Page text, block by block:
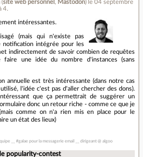
(site web personnel , Mastodon) le 04 septembre
4.
intéressantes.
(mais qui n'existe pas
notification intégrée pour les
indirectement de savoir combien de requêtes
une idée du nombre d'instances (sans
annuelle est très intéressante (dans notre cas
l'idée c'est pas d'aller chercher des dons).
que ça permettrait de suggérer un
donc un retour riche - comme ce que je
comme on n'a rien mis en place pour le
un état des lieux)
__ #galae pour la messagerie email __ dirigeant @ algoo
popularity-contest